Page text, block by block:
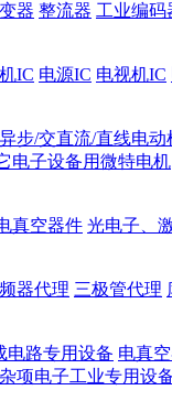
器 整流器 工业编码
IC 电源IC 电视机IC
步/交直流/直线电动
电子设备用微特电机
真空器件 光电子、
器代理 三极管代理
电路专用设备 电真
杂项电子工业专用设